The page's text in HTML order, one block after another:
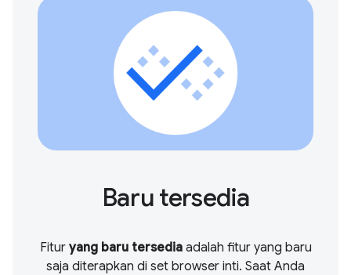
Baru tersedia
Fitur yang baru tersediaadalah fitur yang baru
saja diterapkan di set browser inti. Saat Anda